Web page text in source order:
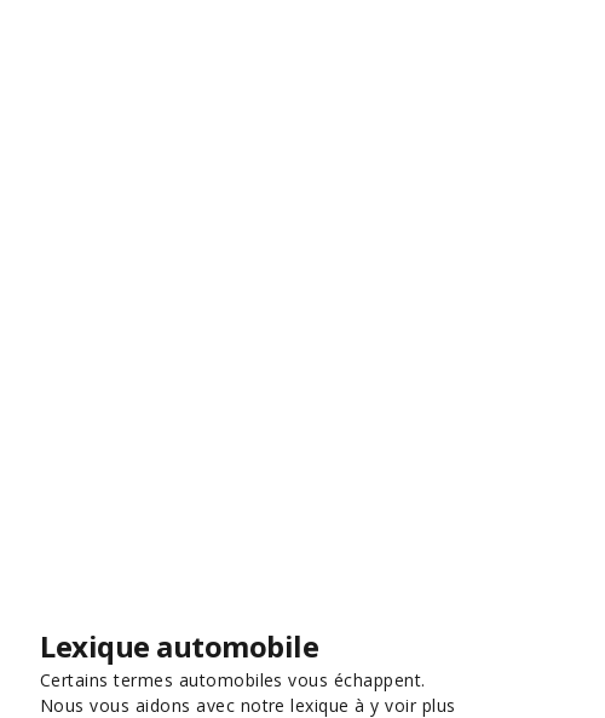
Lexique automobile
Certains termes automobiles vous échappent.
Nous vous aidons avec notre lexique à y voir plus